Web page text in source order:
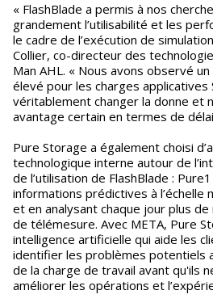
« FlashBlade a permis à nos
grandement l’utilisabilité et les
le cadre de l’exécution de
Collier, co-directeur des
Man AHL. « Nous avons observé
élevé pour les charges applicatives
véritablement changer la donne et
avantage certain en termes de
Pure Storage a également choisi
technologique interne autour de
de l’utilisation de FlashBlade :
informations prédictives à l’échelle
et en analysant chaque jour plus
de télémesure. Avec META, Pure
intelligence artificielle qui aide les
identifier les problèmes potentiels
de la charge de travail avant qu'ils
améliorer les opérations et